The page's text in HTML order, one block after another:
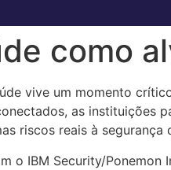
como
vive um momento
as instituições
riscos reais à segurança
o IBM Security/